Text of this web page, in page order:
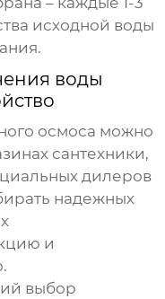
исходной воды
воды
осмоса можно
сантехники,
дилеров
надежных
и
выбор